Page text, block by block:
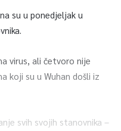
su u ponedjeljak u
virus, ali četvoro nije
koji su u Wuhan došli iz
svih svojih stanovnika –